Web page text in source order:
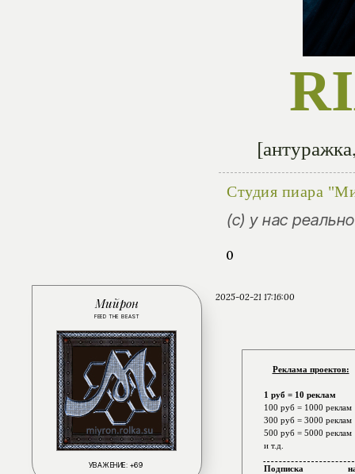
Студия пиара
(с) у нас
0
2025-02-21 17:16:00
Мийрон
FEED THE BEAST
УВАЖЕНИЕ: +69
Реклама проектов:
1 руб = 10 реклам
100 руб = 1000 реклам
300 руб = 3000 реклам
500 руб = 5000 реклам
и т.д.
Подписка